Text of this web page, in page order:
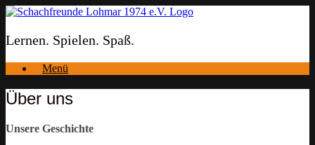
Zum
springen
Lernen. Spielen. Spaß.
Menü
Über uns
Unsere Geschichte